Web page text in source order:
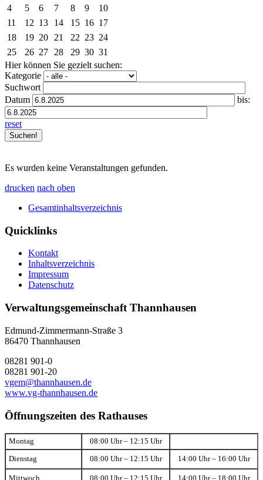
4
5 6 7 8 9
10
11
12 13 14 15 16 17
18
19 20 21 22 23 24
25
26 27 28 29 30 31
Hier können Sie gezielt suchen:
Kategorie
Suchwort
Datum
bis:
reset
Es wurden keine Veranstaltungen gefunden.
drucken nach oben
Gesamtinhaltsverzeichnis
Quicklinks
Kontakt
Inhaltsverzeichnis
Impressum
Datenschutz
Verwaltungsgemeinschaft Thannhausen
Edmund-Zimmermann-Straße 3
86470 Thannhausen
08281 901-0
08281 901-20
vgem@thannhausen.de
www.vg-thannhausen.de
Öffnungszeiten des Rathauses
Montag 08:00 Uhr – 12:15 Uhr
Dienstag 08:00 Uhr – 12:15 Uhr 14:00 Uhr – 16:00 Uhr